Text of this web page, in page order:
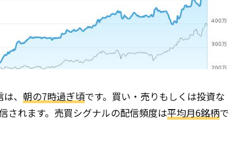
、 朝の7時過ぎ頃です。買い・売りもしくは投資な
されます。売買シグナルの配信頻度は平均月6銘柄で